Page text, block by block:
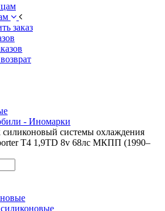
заказ
- Иномарки
силиконовый системы охлаждения
T4 1,9TD 8v 68лс МКПП (1990–